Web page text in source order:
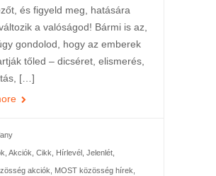
és figyeld meg, hatására
a valóságod! Bármi is az,
gondolod, hogy az emberek
tőled – dicséret, elismerés,
[…]
Akciók Cikk Hírlevél, Jelenlét,
akciók MOST közösség hírek